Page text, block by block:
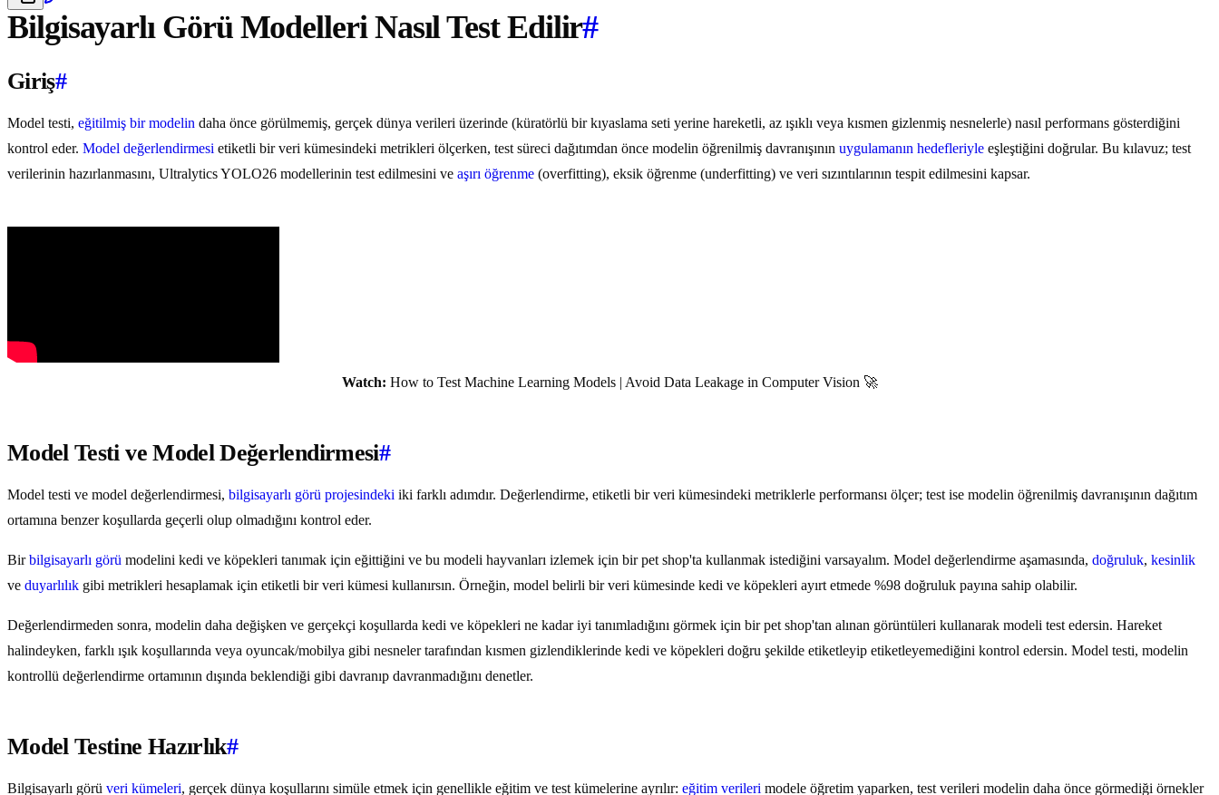
Bilgisayarlı Görü Modelleri Nasıl Test Edilir#
Giriş#
Model testi, eğitilmiş bir modelin daha önce görülmemiş, gerçek dünya verileri üzerinde (küratörlü bir kıyaslama seti yerine hareketli, az ışıklı veya kısmen gizlenmiş nesnelerle) nasıl performans gösterdiğini
kontrol eder. Model değerlendirmesi etiketli bir veri kümesindeki metrikleri ölçerken, test süreci dağıtımdan önce modelin öğrenilmiş davranışının uygulamanın hedefleriyle eşleştiğini doğrular. Bu kılavuz; test
verilerinin hazırlanmasını, Ultralytics YOLO26 modellerinin test edilmesini ve aşırı öğrenme (overfitting), eksik öğrenme (underfitting) ve veri sızıntılarının tespit edilmesini kapsar.
Watch: How to Test Machine Learning Models | Avoid Data Leakage in Computer Vision 🚀
Model Testi ve Model Değerlendirmesi#
Model testi ve model değerlendirmesi, bilgisayarlı görü projesindeki iki farklı adımdır. Değerlendirme, etiketli bir veri kümesindeki metriklerle performansı ölçer; test ise modelin öğrenilmiş davranışının dağıtım
ortamına benzer koşullarda geçerli olup olmadığını kontrol eder.
Birbilgisayarlı görü modelini kedi ve köpekleri tanımak için eğittiğini ve bu modeli hayvanları izlemek için bir pet shop'ta kullanmak istediğini varsayalım. Model değerlendirme aşamasında, doğruluk, kesinlik
ve duyarlılık gibi metrikleri hesaplamak için etiketli bir veri kümesi kullanırsın. Örneğin, model belirli bir veri kümesinde kedi ve köpekleri ayırt etmede %98 doğruluk payına sahip olabilir.
Değerlendirmeden sonra, modelin daha değişken ve gerçekçi koşullarda kedi ve köpekleri ne kadar iyi tanımladığını görmek için bir pet shop'tan alınan görüntüleri kullanarak modeli test edersin. Hareket
halindeyken, farklı ışık koşullarında veya oyuncak/mobilya gibi nesneler tarafından kısmen gizlendiklerinde kedi ve köpekleri doğru şekilde etiketleyip etiketleyemediğini kontrol edersin. Model testi, modelin
kontrollü değerlendirme ortamının dışında beklendiği gibi davranıp davranmadığını denetler.
Model Testine Hazırlık#
Bilgisayarlı görü veri kümeleri, gerçek dünya koşullarını simüle etmek için genellikle eğitim ve test kümelerine ayrılır: eğitim verileri modele öğretim yaparken, test verileri modelin daha önce görmediği örnekler